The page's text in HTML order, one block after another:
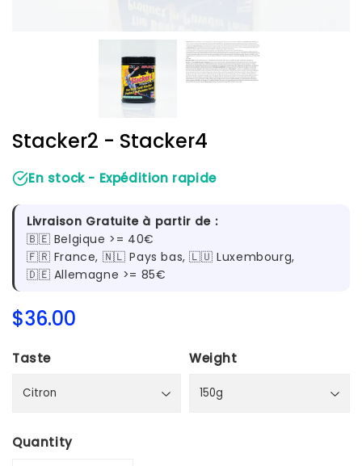
Stacker2 - Stacker4
En stock - Expédition rapide
Livraison Gratuite à partir de :
🇧🇪 Belgique >= 40€
🇫🇷 France, 🇳🇱 Pays bas, 🇱🇺 Luxembourg,
🇩🇪 Allemagne >= 85€
$36.00
price
Taste Weight
Quantity